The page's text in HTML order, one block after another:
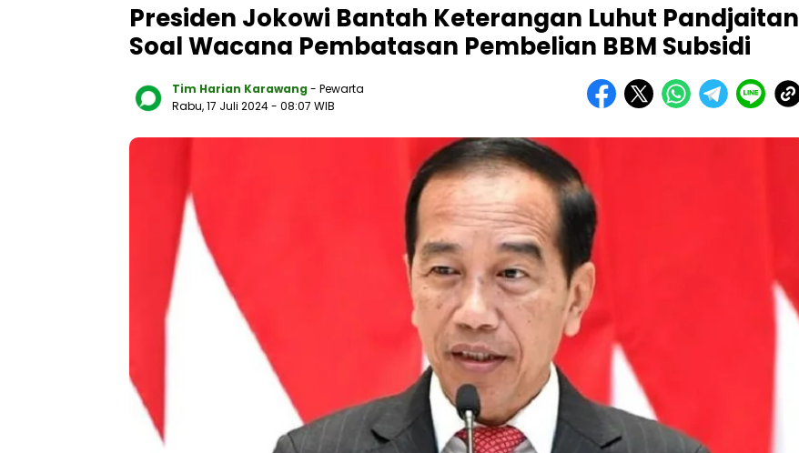
Presiden Jokowi Bantah Keterangan Luhut Pandjaitan
Soal Wacana Pembatasan Pembelian BBM Subsidi
Tim Harian Karawang - Pewarta
Rabu, 17 Juli 2024- 08:07 WIB